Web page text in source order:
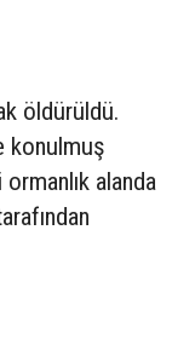
öldürüldü.
konulmuş
alanda